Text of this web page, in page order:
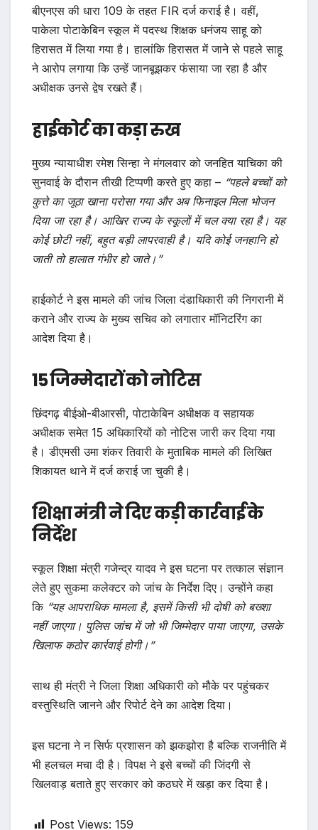
बीएनएस की धारा 109 के तहत FIR दर्ज कराई है। वहीं,
पाकेला पोटाकेबिन स्कूल में पदस्थ शिक्षक धनंजय साहू को
हिरासत में लिया गया है। हालांकि हिरासत में जाने से पहले साहू
ने आरोप लगाया कि उन्हें जानबूझकर फंसाया जा रहा है और
अधीक्षक उनसे द्वेष रखते हैं।
हाईकोर्ट का कड़ा रुख
मुख्य न्यायाधीश रमेश सिन्हा ने मंगलवार को जनहित याचिका की
सुनवाई के दौरान तीखी टिप्पणी करते हुए कहा – “पहले बच्चों को
कुत्ते का जूठा खाना परोसा गया और अब फिनाइल मिला भोजन
दिया जा रहा है। आखिर राज्य के स्कूलों में चल क्या रहा है। यह
कोई छोटी नहीं, बहुत बड़ी लापरवाही है। यदि कोई जनहानि हो
जाती तो हालात गंभीर हो जाते।”
हाईकोर्ट ने इस मामले की जांच जिला दंडाधिकारी की निगरानी में
कराने और राज्य के मुख्य सचिव को लगातार मॉनिटरिंग का
आदेश दिया है।
15 जिम्मेदारों को नोटिस
छिंदगढ़ बीईओ-बीआरसी, पोटाकेबिन अधीक्षक व सहायक
अधीक्षक समेत 15 अधिकारियों को नोटिस जारी कर दिया गया
है। डीएमसी उमा शंकर तिवारी के मुताबिक मामले की लिखित
शिकायत थाने में दर्ज कराई जा चुकी है।
शिक्षा मंत्री ने दिए कड़ी कार्रवाई के
निर्देश
स्कूल शिक्षा मंत्री गजेन्द्र यादव ने इस घटना पर तत्काल संज्ञान
लेते हुए सुकमा कलेक्टर को जांच के निर्देश दिए। उन्होंने कहा
कि “यह आपराधिक मामला है, इसमें किसी भी दोषी को बख्शा
नहीं जाएगा। पुलिस जांच में जो भी जिम्मेदार पाया जाएगा, उसके
खिलाफ कठोर कार्रवाई होगी।”
साथ ही मंत्री ने जिला शिक्षा अधिकारी को मौके पर पहुंचकर
वस्तुस्थिति जानने और रिपोर्ट देने का आदेश दिया।
इस घटना ने न सिर्फ प्रशासन को झकझोरा है बल्कि राजनीति में
भी हलचल मचा दी है। विपक्ष ने इसे बच्चों की जिंदगी से
खिलवाड़ बताते हुए सरकार को कठघरे में खड़ा कर दिया है।
Post Views: 159